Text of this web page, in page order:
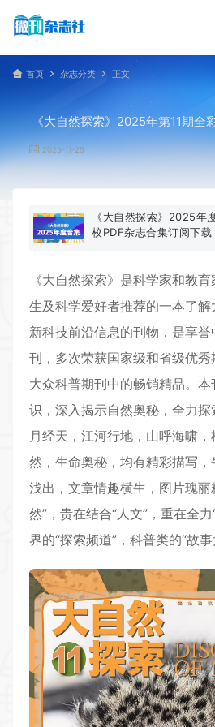
首页 杂志分类 正文
《大自然探索》2025年第11期全
2025-11-25
《大自然探索》2025年
校PDF杂志合集订阅下载
《大自然探索》是科学家和教
生及科学爱好者推荐的一本了
新科技前沿信息的刊物，是享
刊，多次荣获国家级和省级优
大众科普期刊中的畅销精品。
识，深入揭示自然奥秘，全力探
月经天，江河行地，山呼海啸
然，生命奥秘，均有精彩描写，
浅出，文章情趣横生，图片瑰丽
然”，贵在结合“人文”，重在全
界的“探索频道”，科普类的“故事